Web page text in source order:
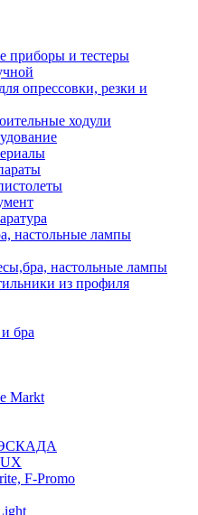
приборы и тестеры
опрессовки, резки и
ходули
настольные лампы
настольные лампы
из профиля
бра
Markt
ЭСКАДА
F-Promo